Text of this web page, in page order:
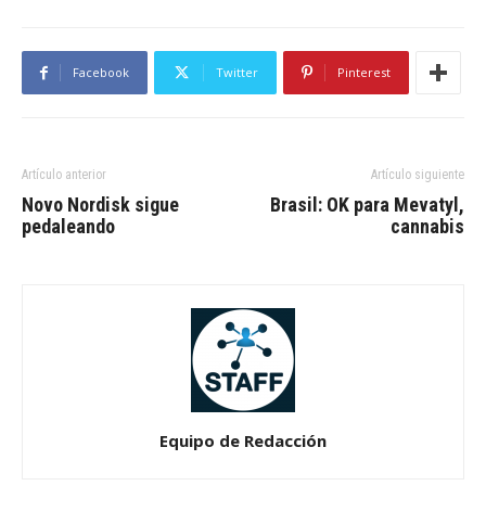
Facebook Twitter Pinterest
Artículo anterior
Novo Nordisk sigue
pedaleando
Artículo siguiente
Brasil: OK para Mevatyl,
cannabis
Equipo de Redacción